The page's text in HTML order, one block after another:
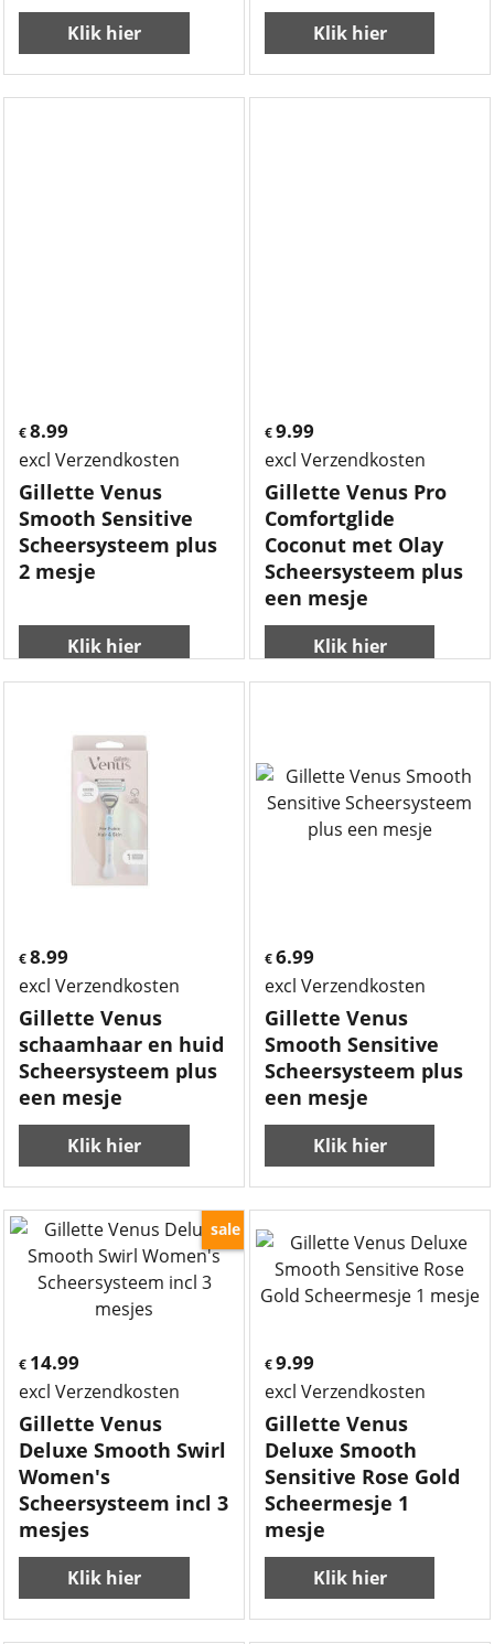
Klik hier Klik hier
€ 8.99
excl Verzendkosten
Gillette Venus
Smooth Sensitive
Scheersysteem plus
2 mesje
Klik hier
€9.99
excl Verzendkosten
Gillette Venus Pro
Comfortglide
Coconut met Olay
Scheersysteem plus
een mesje
Klik hier
€ 8.99
excl Verzendkosten
Gillette Venus
schaamhaar en huid
Scheersysteem plus
een mesje
Klik hier
€6.99
excl Verzendkosten
Gillette Venus
Smooth Sensitive
Scheersysteem plus
een mesje
Klik hier
sale
€ 14.99
excl Verzendkosten
Gillette Venus
Deluxe Smooth Swirl
Women's
Scheersysteem incl 3
mesjes
Klik hier
€9.99
excl Verzendkosten
Gillette Venus
Deluxe Smooth
Sensitive Rose Gold
Scheermesje 1
mesje
Klik hier